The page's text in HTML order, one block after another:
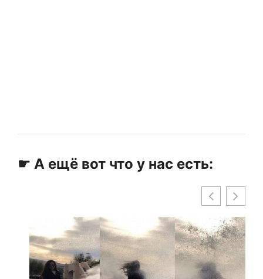
☛ А ещё вот что у нас есть: